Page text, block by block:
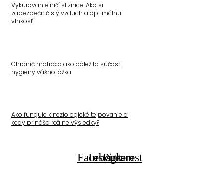
Vykurovanie ničí sliznice. Ako si
zabezpečiť čistý vzduch a optimálnu
vlhkosť
Chránič matraca ako dôležitá súčasť
hygieny vášho lôžka
Ako funguje kineziologické tejpovanie a
kedy prináša reálne výsledky?
Facebook
Instagram
Pinterest